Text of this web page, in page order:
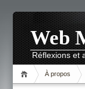
Web
Réflexions et
À propos